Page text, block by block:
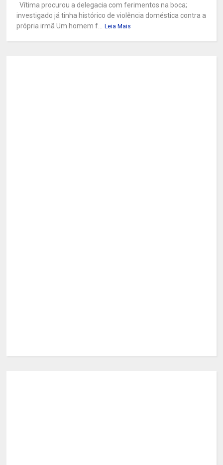
Vítima procurou a delegacia com ferimentos na boca;
investigado já tinha histórico de violência doméstica contra a
própria irmã Um homem f...
Leia Mais